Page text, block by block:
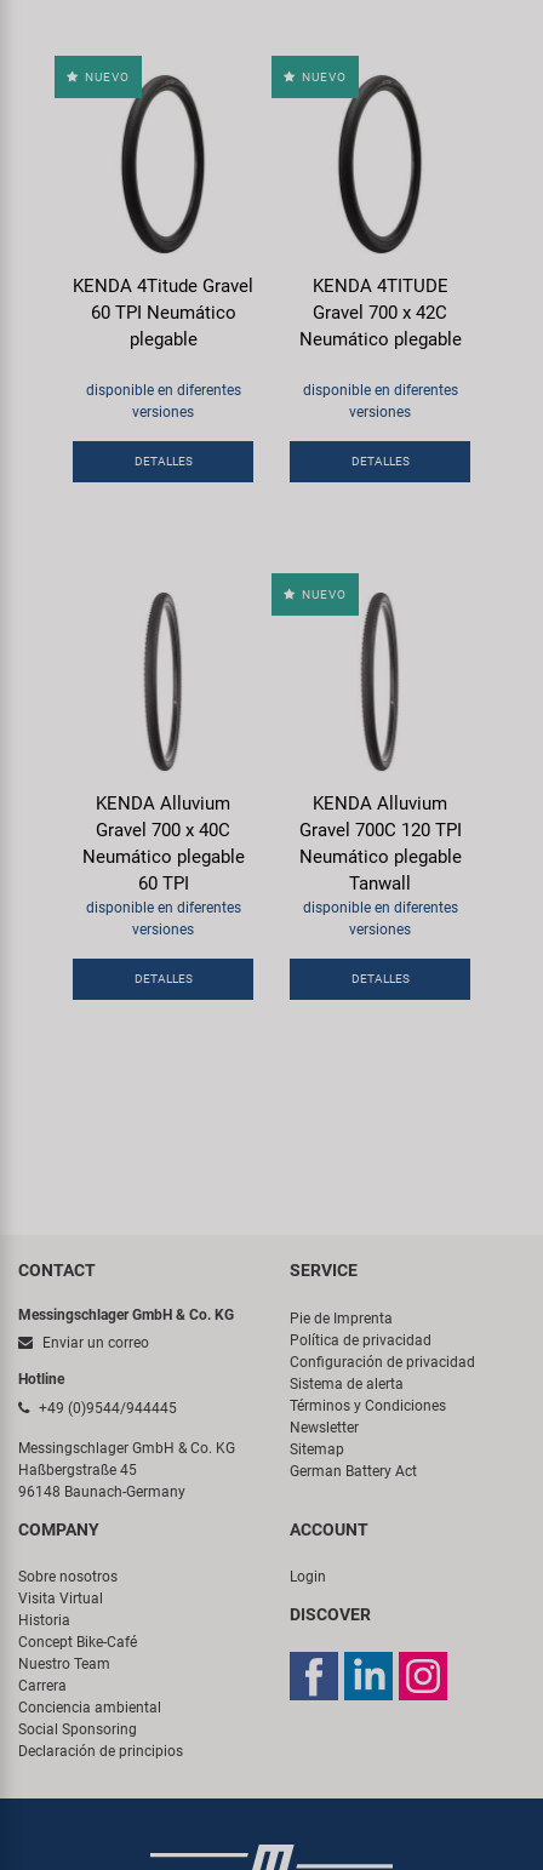
NUEVO
KENDA 4Titude Gravel
60 TPI Neumático
plegable
disponible en diferentes
versiones
DETALLES
NUEVO
KENDA 4TITUDE
Gravel 700 x 42C
Neumático plegable
disponible en diferentes
versiones
DETALLES
KENDA Alluvium
Gravel 700 x 40C
Neumático plegable
60 TPI
disponible en diferentes
versiones
DETALLES
NUEVO
KENDA Alluvium
Gravel 700C 120 TPI
Neumático plegable
Tanwall
disponible en diferentes
versiones
DETALLES
CONTACT
Messingschlager GmbH & Co. KG
Enviar un correo
Hotline
+49 (0)9544/944445
Messingschlager GmbH & Co. KG
Haßbergstraße 45
96148 Baunach-Germany
SERVICE
Pie de Imprenta
Política de privacidad
Configuración de privacidad
Sistema de alerta
Términos y Condiciones
Newsletter
Sitemap
German Battery Act
COMPANY
Sobre nosotros
Visita Virtual
Historia
Concept Bike-Café
Nuestro Team
Carrera
Conciencia ambiental
Social Sponsoring
Declaración de principios
ACCOUNT
Login
DISCOVER